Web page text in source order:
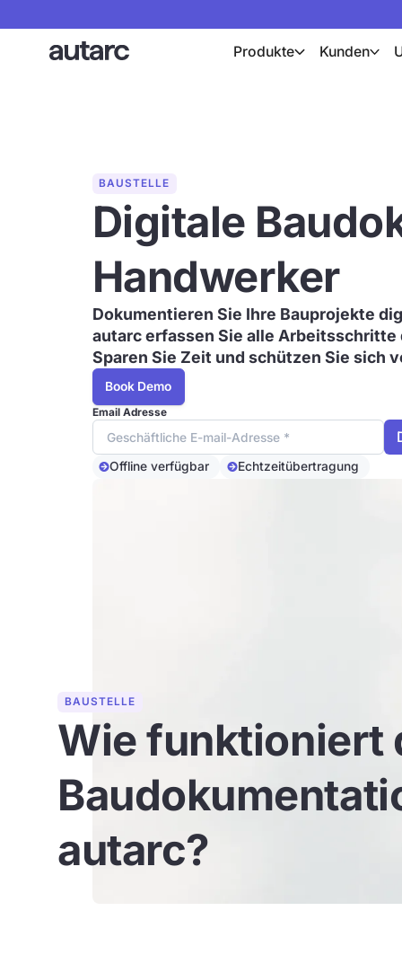
Produkte Kunden
BAUSTELLE
Digitale
Handwerker
Dokumentieren Sie Ihre Bauprojekte
autarc erfassen Sie alle Arbeitsschritte
Sparen Sie Zeit und schützen Sie sich
Book Demo
Email Adresse
Offline verfügbar Echtzeitübertragung
BAUSTELLE
Wie funktioniert
autarc?